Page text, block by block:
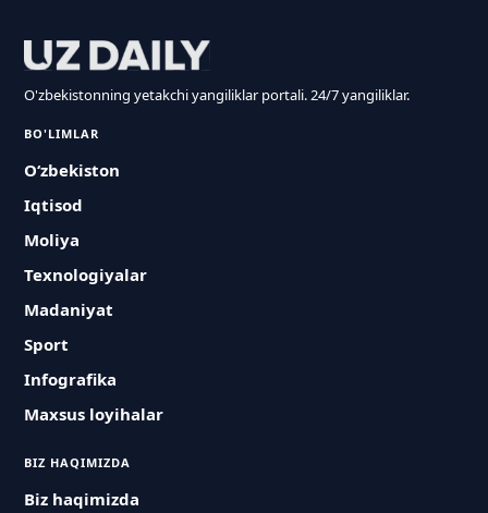
O'zbekistonning yetakchi yangiliklar portali. 24/7 yangiliklar.
BO'LIMLAR
O‘zbekiston
Iqtisod
Moliya
Texnologiyalar
Madaniyat
Sport
Infografika
Maxsus loyihalar
BIZ HAQIMIZDA
Biz haqimizda